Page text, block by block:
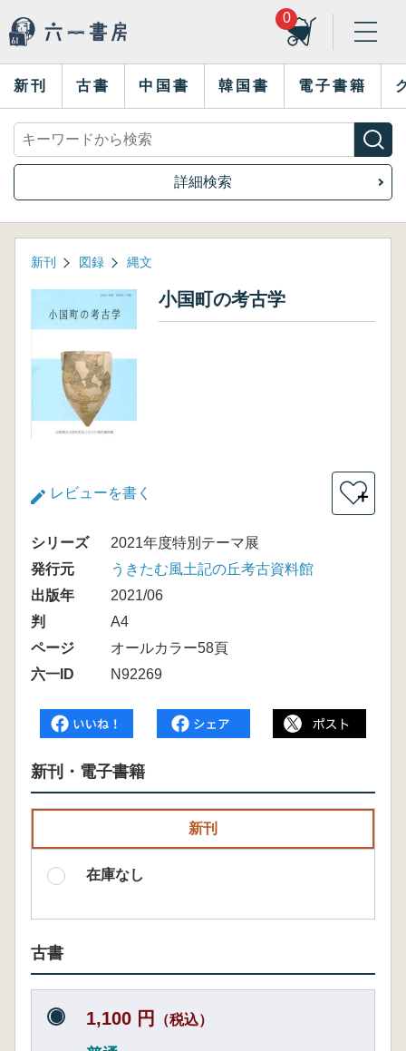
0
新刊 古書 中国書 韓国書 電子書籍
詳細検索
新刊 図録 縄文
小国町の考古学
レビューを書く ＋
シリーズ
2021年度特別テーマ展
発行元
うきたむ風土記の丘考古資料館
出版年
2021/06
判
A4
ページ
オールカラー58頁
六一ID
N92269
新刊・電子書籍
新刊
在庫なし
古書
1,100 円 （税込）